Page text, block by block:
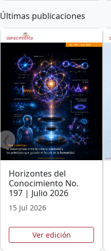
Últimas publicaciones
❮
Horizontes del
Conocimiento No.
197 | Julio 2026
15 Jul 2026
Ver edición